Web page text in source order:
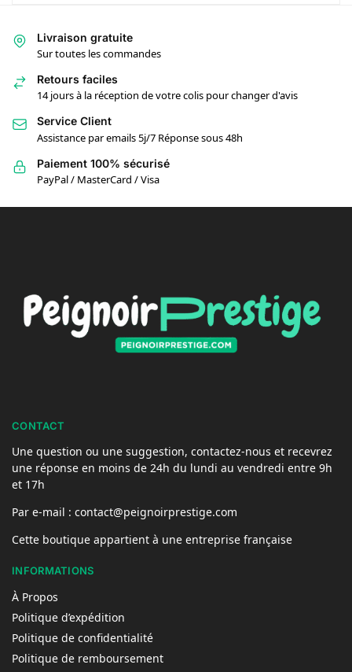
Livraison gratuite
Sur toutes les commandes
Retours faciles
14 jours à la réception de votre colis pour changer d'avis
Service Client
Assistance par emails 5j/7 Réponse sous 48h
Paiement 100% sécurisé
PayPal / MasterCard / Visa
CONTACT
Une question ou une suggestion, contactez-nous et recevrez
une réponse en moins de 24h du lundi au vendredi entre 9h
et 17h
Par e-mail : contact@peignoirprestige.com
Cette boutique appartient à une entreprise française
INFORMATIONS
À Propos
Politique d’expédition
Politique de confidentialité
Politique de remboursement